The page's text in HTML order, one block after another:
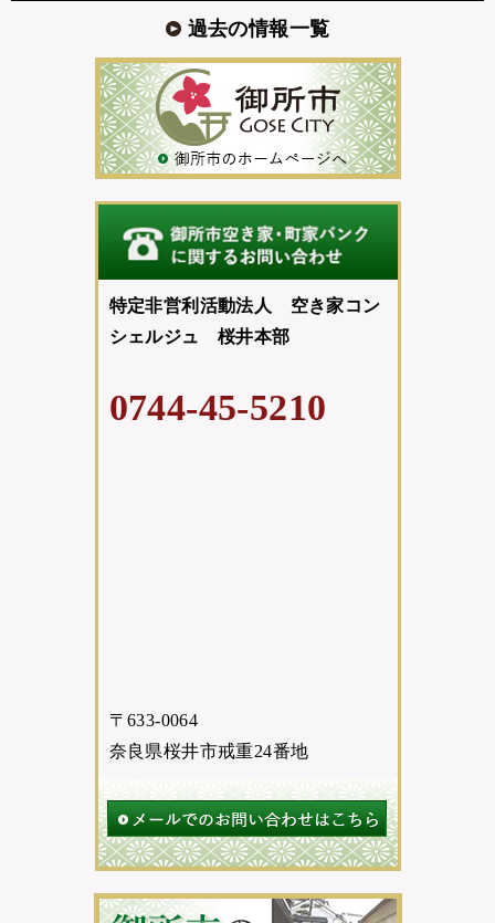
過去の情報一覧
特定非営利活動法人 空き家コン
シェルジュ 桜井本部
0744-45-5210
〒633-0064
奈良県桜井市戒重24番地